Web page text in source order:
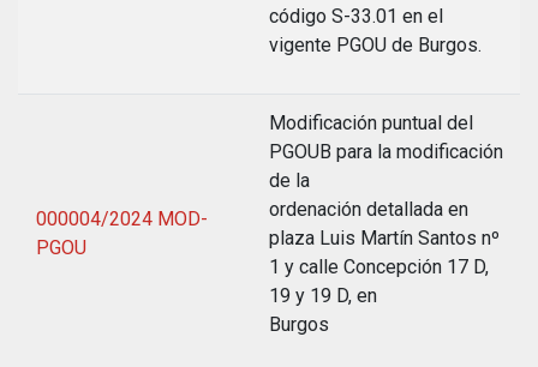
código S-33.01 en el
vigente PGOU de Burgos.
000004/2024 MOD-
PGOU
Modificación puntual del
PGOUB para la modificación
de la
ordenación detallada en
plaza Luis Martín Santos nº
1 y calle Concepción 17 D,
19 y 19 D, en
Burgos